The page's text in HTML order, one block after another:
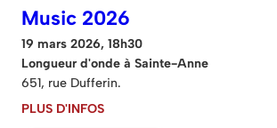
Music 2026
19 mars 2026, 18h30
Longueur d'onde à Sainte-Anne
651, rue Dufferin.
PLUS D'INFOS